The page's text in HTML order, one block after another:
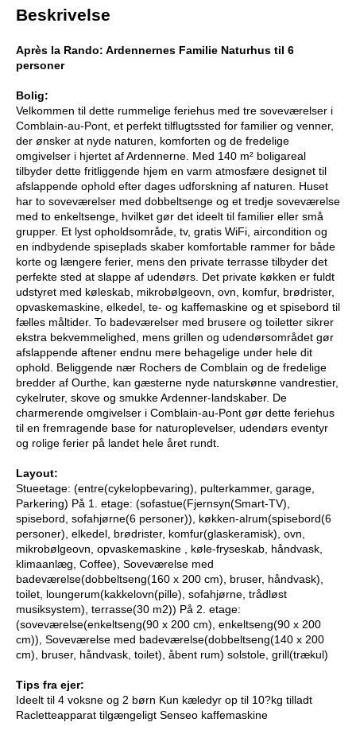
Beskrivelse
Après la Rando: Ardennernes Familie Naturhus til 6
personer
Bolig:
Velkommen til dette rummelige feriehus med tre soveværelser i
Comblain-au-Pont, et perfekt tilflugtssted for familier og venner,
der ønsker at nyde naturen, komforten og de fredelige
omgivelser i hjertet af Ardennerne. Med 140 m² boligareal
tilbyder dette fritliggende hjem en varm atmosfære designet til
afslappende ophold efter dages udforskning af naturen. Huset
har to soveværelser med dobbeltsenge og et tredje soveværelse
med to enkeltsenge, hvilket gør det ideelt til familier eller små
grupper. Et lyst opholdsområde, tv, gratis WiFi, aircondition og
en indbydende spiseplads skaber komfortable rammer for både
korte og længere ferier, mens den private terrasse tilbyder det
perfekte sted at slappe af udendørs. Det private køkken er fuldt
udstyret med køleskab, mikrobølgeovn, ovn, komfur, brødrister,
opvaskemaskine, elkedel, te- og kaffemaskine og et spisebord til
fælles måltider. To badeværelser med brusere og toiletter sikrer
ekstra bekvemmelighed, mens grillen og udendørsområdet gør
afslappende aftener endnu mere behagelige under hele dit
ophold. Beliggende nær Rochers de Comblain og de fredelige
bredder af Ourthe, kan gæsterne nyde naturskønne vandrestier,
cykelruter, skove og smukke Ardenner-landskaber. De
charmerende omgivelser i Comblain-au-Pont gør dette feriehus
til en fremragende base for naturoplevelser, udendørs eventyr
og rolige ferier på landet hele året rundt.
Layout:
Stueetage: (entre(cykelopbevaring), pulterkammer, garage,
Parkering) På 1. etage: (sofastue(Fjernsyn(Smart-TV),
spisebord, sofahjørne(6 personer)), køkken-alrum(spisebord(6
personer), elkedel, brødrister, komfur(glaskeramisk), ovn,
mikrobølgeovn, opvaskemaskine , køle-fryseskab, håndvask,
klimaanlæg, Coffee), Soveværelse med
badeværelse(dobbeltseng(160 x 200 cm), bruser, håndvask),
toilet, loungerum(kakkelovn(pille), sofahjørne, trådløst
musiksystem), terrasse(30 m2)) På 2. etage:
(soveværelse(enkeltseng(90 x 200 cm), enkeltseng(90 x 200
cm)), Soveværelse med badeværelse(dobbeltseng(140 x 200
cm), bruser, håndvask, toilet), åbent rum) solstole, grill(trækul)
Tips fra ejer:
Ideelt til 4 voksne og 2 børn Kun kæledyr op til 10?kg tilladt
Racletteapparat tilgængeligt Senseo kaffemaskine